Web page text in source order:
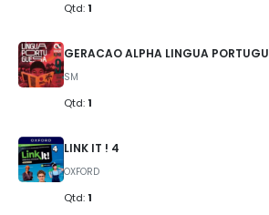
Qtd: 1
GERACAO ALPHA LINGUA
SM
Qtd: 1
LINK IT ! 4
OXFORD
Qtd: 1